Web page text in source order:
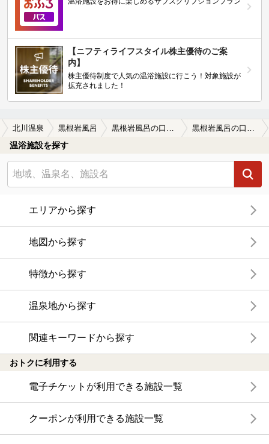
【ニフティライフスタイル株主優待のご案
内】
株主優待制度で人気の温浴施設に行こう！対象施設が
拡充されました！
北川温泉 黒根岩風呂 黒根岩風呂の口コミ一覧 黒根岩風呂の口コミ モラル
温浴施設を探す
エリアから探す
地図から探す
特徴から探す
温泉地から探す
関連キーワードから探す
おトクに利用する
電子チケットが利用できる施設一覧
クーポンが利用できる施設一覧